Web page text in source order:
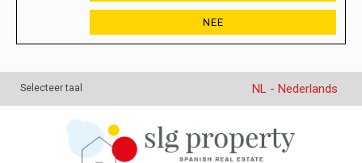
NEE
Selecteer taal NL - Nederlands